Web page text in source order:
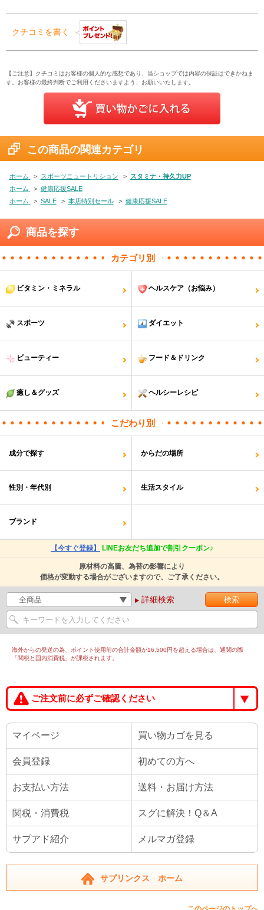
クチコミを書く
【ご注意】クチコミはお客様の個人的な感想であり、当ショップでは内容の保証はできかねま
す。お客様の最終判断でご利用くださいますよう、お願いいたします。
この商品の関連カテゴリ
ホーム > スポーツニュートリション > スタミナ・持久力UP
ホーム
> 健康応援SALE
ホーム
> SALE > 本店特別セール > 健康応援SALE
商品を探す
カテゴリ別
ビタミン・ミネラル ヘルスケア（お悩み）
スポーツ ダイエット
ビューティー フード＆ドリンク
癒し＆グッズ ヘルシーレシピ
こだわり別
成分で探す からだの場所
性別・年代別 生活スタイル
ブランド
【今すぐ登録】 LINEお友だち追加で割引クーポン♪
原材料の高騰、為替の影響により
価格が変動する場合がございますので、ご了承ください。
詳細検索
海外からの発送の為、ポイント使用前の合計金額が16,500円を超える場合は、通関の際
「関税と国内消費税」が課税されます。
ご注文前に必ずご確認ください
マイページ 買い物カゴを見る
会員登録 初めての方へ
お支払い方法 送料・お届け方法
関税・消費税 スグに解決！Q＆A
サプアド紹介 メルマガ登録
サプリンクス ホーム